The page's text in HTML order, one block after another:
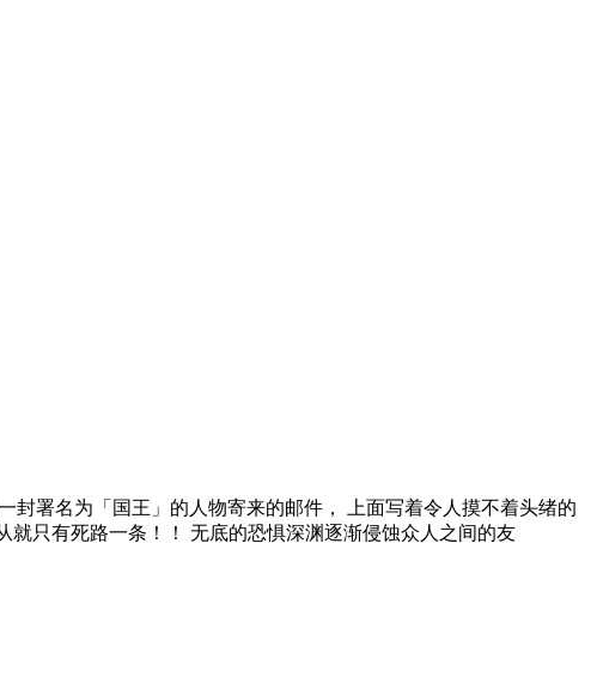
封署名为「国王」的人物寄来的邮件， 上面写着令人摸不着头绪的
只有死路一条！！ 无底的恐惧深渊逐渐侵蚀众人之间的友